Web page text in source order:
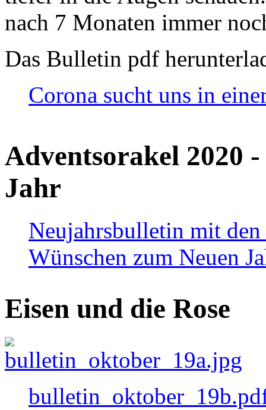
nach 7 Monaten immer
Das Bulletin pdf
Corona sucht uns in
Adventsorakel 2020
Jahr
Neujahrsbulletin mit den
Wünschen zum Neuen
Eisen und die Rose